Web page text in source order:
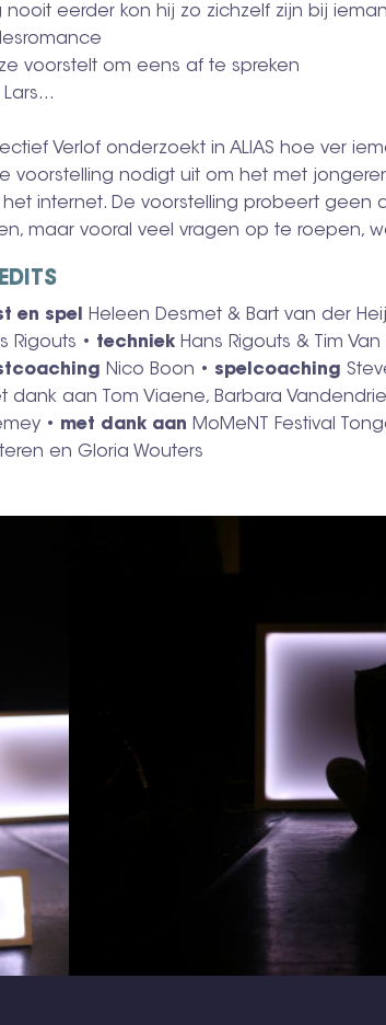
nooit eerder kon hij zo zichzelf zijn bij
ze voorstelt om eens af te spreken
Verlof onderzoekt in ALIAS hoe ver
voorstelling nodigt uit om het met
het internet. De voorstelling probeert
maar vooral veel vragen op te roepen,
en spel Heleen Desmet & Bart van der
Rigouts • techniek Hans Rigouts & Tim Van
Nico Boon • spelcoaching
dank aan Tom Viaene, Barbara
• met dank aan MoMeNT Festival
en Gloria Wouters